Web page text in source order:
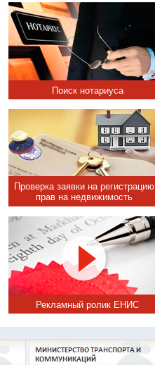
Поиск нотариуса
Проверка заявки на регистрацию
прав на недвижимость
Рекламный ролик ЕНИС